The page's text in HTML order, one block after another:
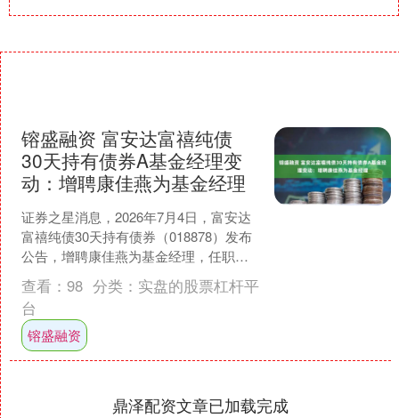
镕盛融资 富安达富禧纯债
30天持有债券A基金经理变
动：增聘康佳燕为基金经理
证券之星消息，2026年7月4日，富安达
富禧纯债30天持有债券（018878）发布
公告，增聘康佳燕为基金经理，任职日
期自2026年7月4日起，变更后富安达富
禧纯....
查看： 98 分类： 实盘的股票杠杆平
台
镕盛融资
鼎泽配资文章已加载完成